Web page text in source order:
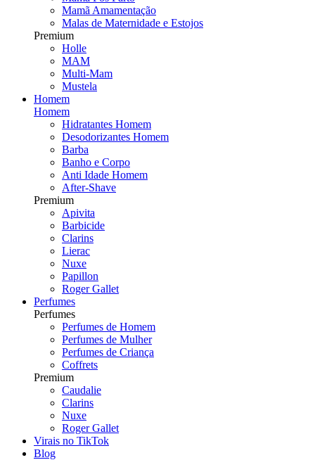
Mamã Amamentação
Malas de Maternidade e Estojos
Premium
Holle
MAM
Multi-Mam
Mustela
Homem
Homem
Hidratantes Homem
Desodorizantes Homem
Barba
Banho e Corpo
Anti Idade Homem
After-Shave
Premium
Apivita
Barbicide
Clarins
Lierac
Nuxe
Papillon
Roger Gallet
Perfumes
Perfumes
Perfumes de Homem
Perfumes de Mulher
Perfumes de Criança
Coffrets
Premium
Caudalie
Clarins
Nuxe
Roger Gallet
Virais no TikTok
Blog